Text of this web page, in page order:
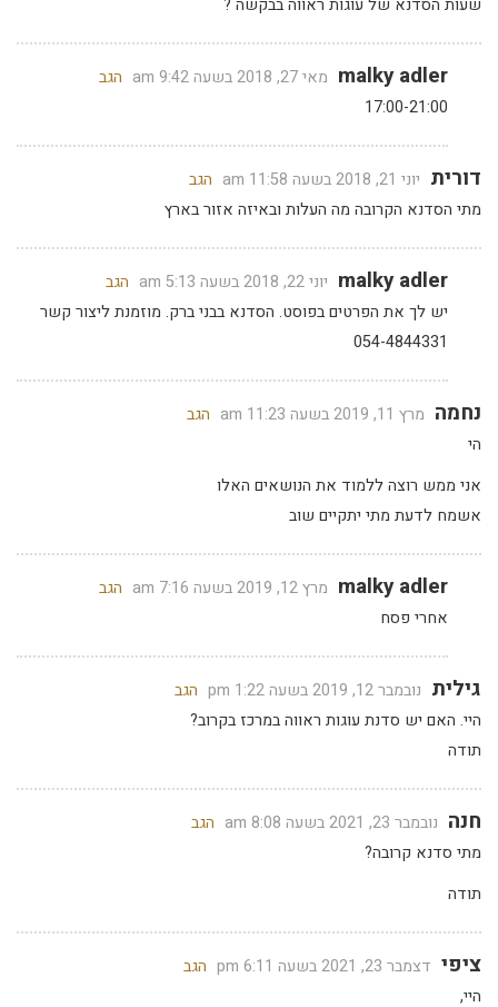
שעות הסדנא של עוגות ראווה בבקשה ?
malky adler מאי 27, 2018 בשעה 9:42 am
הגב
17:00-21:00
דורית יוני 21, 2018 בשעה 11:58 am
הגב
מתי הסדנא הקרובה מה העלות ובאיזה אזור בארץ
malky adler יוני 22, 2018 בשעה 5:13 am
הגב
יש לך את הפרטים בפוסט. הסדנא בבני ברק. מוזמנת ליצור קשר
054-4844331
נחמה מרץ 11, 2019 בשעה 11:23 am
הגב
הי
אני ממש רוצה ללמוד את הנושאים האלו
אשמח לדעת מתי יתקיים שוב
malky adler מרץ 12, 2019 בשעה 7:16 am
הגב
אחרי פסח
גילית נובמבר 12, 2019 בשעה 1:22 pm
הגב
היי. האם יש סדנת עוגות ראווה במרכז בקרוב?
תודה
חנה נובמבר 23, 2021 בשעה 8:08 am
הגב
מתי סדנא קרובה?
תודה
ציפי דצמבר 23, 2021 בשעה 6:11 pm
הגב
היי,